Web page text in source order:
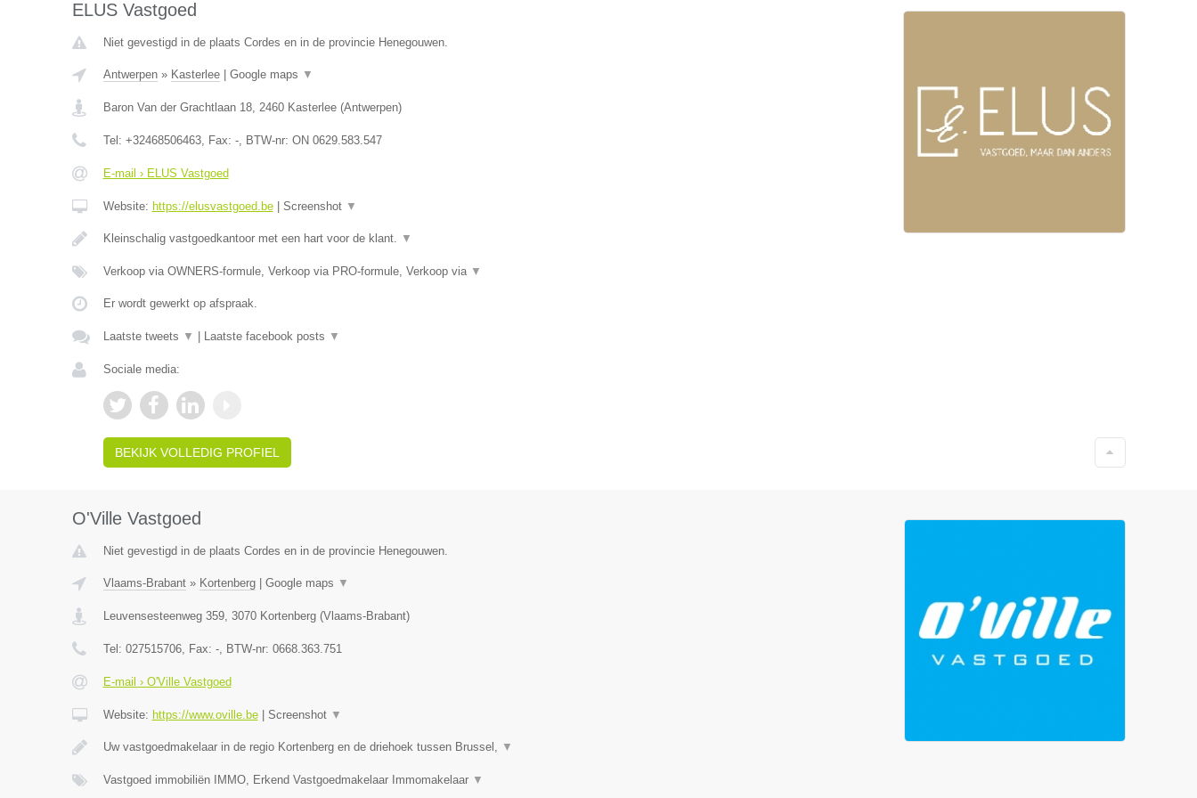
ELUS Vastgoed
Niet gevestigd in de plaats Cordes en in de provincie Henegouwen.
Antwerpen» Kasterlee| Google maps ▼
Baron Van der Grachtlaan 18, 2460 Kasterlee(Antwerpen)
Tel: +32468506463, Fax: -, BTW-nr: ON 0629.583.547
E-mail › ELUS Vastgoed
Website: https://elusvastgoed.be| Screenshot ▼
Kleinschalig vastgoedkantoor met een hart voor de klant. ▼
Verkoop via OWNERS-formule, Verkoop via PRO-formule, Verkoop via ▼
Er wordt gewerkt op afspraak.
Laatste tweets ▼ Laatste facebook posts ▼
Sociale media:
BEKIJK VOLLEDIG PROFIEL
O'Ville Vastgoed
Niet gevestigd in de plaats Cordes en in de provincie Henegouwen.
Vlaams-Brabant» Kortenberg| Google maps ▼
Leuvensesteenweg 359, 3070 Kortenberg(Vlaams-Brabant)
Tel: 027515706, Fax: -, BTW-nr: 0668.363.751
E-mail › O'Ville Vastgoed
Website: https://www.oville.be| Screenshot ▼
Uw vastgoedmakelaar in de regio Kortenberg en de driehoek tussen Brussel, ▼
Vastgoed immobiliën IMMO, Erkend Vastgoedmakelaar Immomakelaar ▼